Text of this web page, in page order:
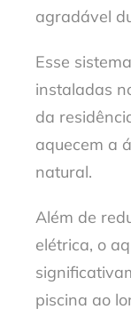
agradável
Esse
instaladas
da
aquecem a
natural.
Além de
elétrica, o
piscina ao